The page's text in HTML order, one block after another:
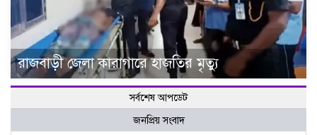
রাজবাড়ী জেলা কারাগারে হাজতির মৃত্যু
সর্বশেষ আপডেট
জনপ্রিয় সংবাদ